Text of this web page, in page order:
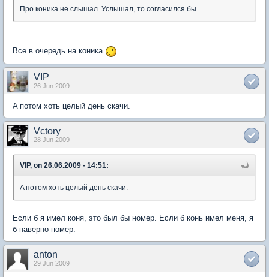
Про коника не слышал. Услышал, то согласился бы.
Все в очередь на коника
VIP
26 Jun 2009
A потом хоть целый день скачи.
Vctory
28 Jun 2009
VIP, on 26.06.2009 - 14:51:
A потом хоть целый день скачи.
Если б я имел коня, это был бы номер. Если б конь имел меня, я
б наверно помер.
anton
29 Jun 2009